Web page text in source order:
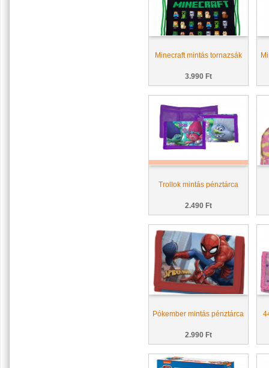
Minecraft mintás tornazsák
3.990 Ft
Trollok mintás pénztárca
2.490 Ft
Pókember mintás pénztárca
2.990 Ft